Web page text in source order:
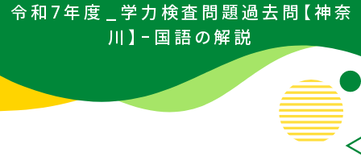
令和7年度_学力検査問題過去問【神奈
川】-国語の解説